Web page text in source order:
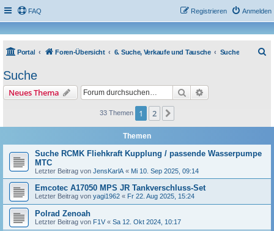
FAQ Anmelden
Registrieren
Portal Foren-Übersicht 6. Suche, Verkaufe und Tausche Suche
Suche
Neues Thema Suche
33 Themen 1 2
Themen
Suche RCMK Fliehkraft Kupplung / passende Wasserpumpe
MTC
Letzter Beitrag von JensKarlA « Mi 10. Sep 2025, 09:14
Emcotec A17050 MPS JR Tankverschluss-Set
Letzter Beitrag von yagi1962 « Fr 22. Aug 2025, 15:24
Polrad Zenoah
Letzter Beitrag von F1V « Sa 12. Okt 2024, 10:17